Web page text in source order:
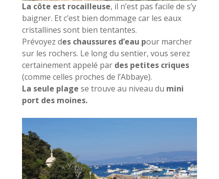
La côte est rocailleuse, il n’est pas facile de s’y
baigner. Et c’est bien dommage car les eaux
cristallines sont bien tentantes.
Prévoyez des chaussures d’eau pour marcher
sur les rochers. Le long du sentier, vous serez
certainement appelé par des petites criques
(comme celles proches de l’Abbaye).
La seule plage se trouve au niveau du mini
port des moines.